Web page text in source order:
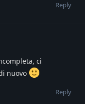
Reply
ci
nuovo
Reply